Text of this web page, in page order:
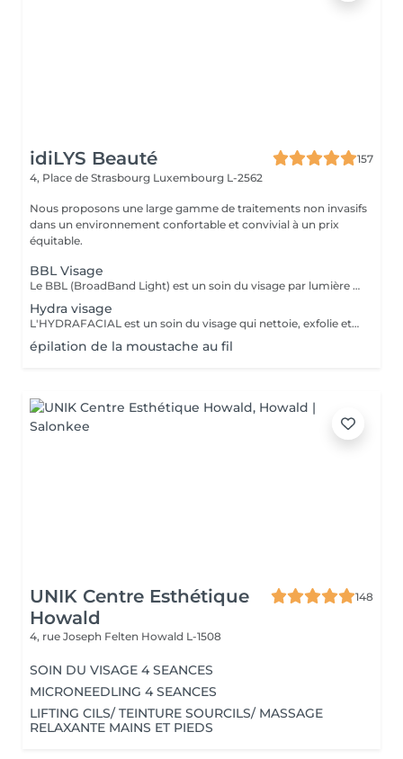
idiLYS Beauté
157
4, Place de Strasbourg Luxembourg L-2562
Nous proposons une large gamme de traitements non invasifs
dans un environnement confortable et convivial à un prix
équitable.
BBL Visage
Le BBL (BroadBand Light) est un soin du visage par lumière pulsée avancée qui améliore visiblement la qualité de la peau. Il permet de corriger les taches pigmentaires, réduire les rougeurs, stimuler le collagène et raffermir la peau. Il aide également à resserrer les pores, affiner le grain de peau et raviver l'éclat du teint. Résultat : une peau plus uniforme, lumineuse et rajeunie, souvent dès les premières séances. En général, le BBL se réalise en 3 à 5 séances, espacées de 3 à 4 semaines. Ensuite, 1 à 2 séances d'entretien par an permettent de maintenir les résultats et la qualité de peau.
Hydra visage
L'HYDRAFACIAL est un soin du visage qui nettoie, exfolie et hydrate en profondeur pour une peau nette, lumineuse et instantanément revitalisée. La LUMINOTHÉRAPIE du visage consiste à exposer la peau à des lumières LED afin de stimuler le renouvellement cellulaire et améliorer l'éclat du teint.
épilation de la moustache au fil
UNIK Centre Esthétique
Howald
148
4, rue Joseph Felten Howald L-1508
SOIN DU VISAGE 4 SEANCES
MICRONEEDLING 4 SEANCES
LIFTING CILS/ TEINTURE SOURCILS/ MASSAGE
RELAXANTE MAINS ET PIEDS